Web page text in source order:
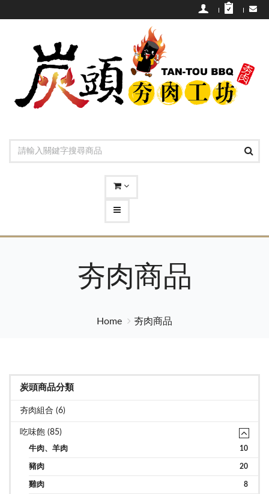
夯肉商品
Home 夯肉商品
炭頭商品分類
夯肉組合 (6)
吃味飽 (85)
牛肉、羊肉 10
豬肉 20
雞肉 8